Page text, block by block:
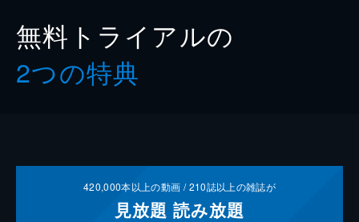
無料トライアルの
2つの特典
420,000本以上の動画 /210誌以上の雑誌が
見放題 読み放題